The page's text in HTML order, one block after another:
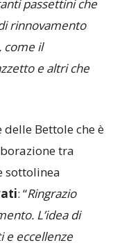
passettini che
rinnovamento
come il
e altri che
Bettole che è
tra
sottolinea
: “Ringrazio
L’idea di
e eccellenze